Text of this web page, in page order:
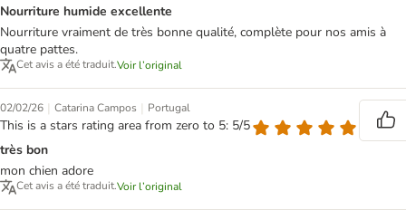
Nourriture humide excellente
Nourriture vraiment de très bonne qualité, complète pour nos amis à
quatre pattes.
Cet avis a été traduit.Voir l’original
02/02/26 | Catarina Campos | Portugal
This is a stars rating area from zero to 5: 5/5
très bon
mon chien adore
Cet avis a été traduit.Voir l’original